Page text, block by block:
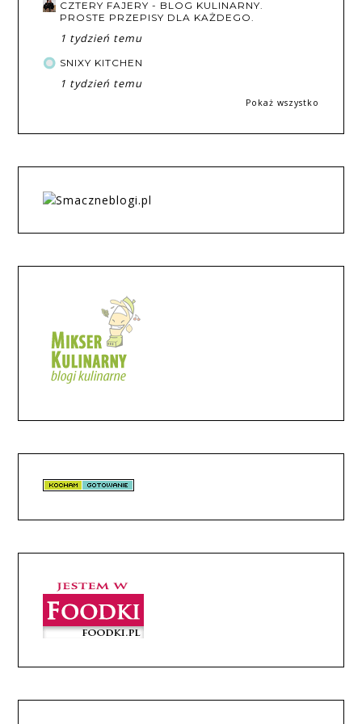
CZTERY FAJERY - BLOG KULINARNY.
PROSTE PRZEPISY DLA KAŻDEGO.
1 tydzień temu
SNIXY KITCHEN
1 tydzień temu
Pokaż wszystko